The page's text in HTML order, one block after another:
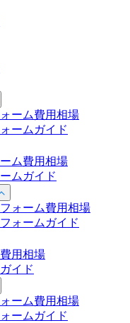
ーム費用相場
ームガイド
ム費用相場
ムガイド
ォーム費用相場
ォームガイド
用相場
イド
ーム費用相場
ームガイド